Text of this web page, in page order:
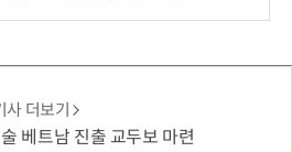
사 더보기
베트남 진출 교두보 마련